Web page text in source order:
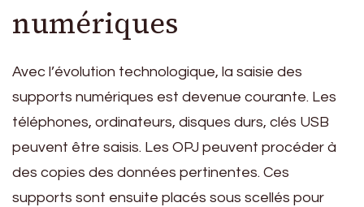
numériques
Avec l’évolution technologique, la saisie des
supports numériques est devenue courante. Les
téléphones, ordinateurs, disques durs, clés USB
peuvent être saisis. Les OPJ peuvent procéder à
des copies des données pertinentes. Ces
supports sont ensuite placés sous scellés pour